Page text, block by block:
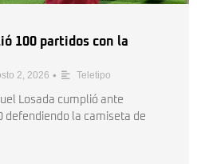
100 partidos con la
2, 2026 • Teletipo
Losada cumplió ante
defendiendo la camiseta de